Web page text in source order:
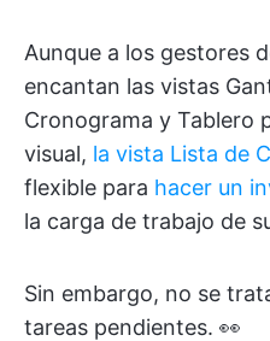
Aunque a los gestores
encantan las vistas
Cronograma y Tablero
visual, la vista Lista de
flexible para hacer un
la carga de trabajo de
Sin embargo, no se
tareas pendientes. 👀